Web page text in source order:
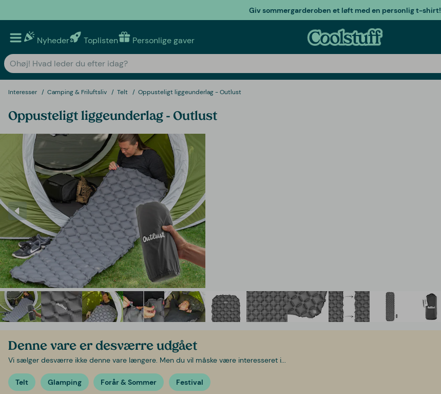
Giv sommergarderoben et løft med en personlig t-shirt!
Nyheder Toplisten Personlige gaver
Interesser Camping & Friluftsliv Telt Oppusteligt liggeunderlag - Outlust
Oppusteligt liggeunderlag - Outlust
Denne vare er desværre udgået
Vi sælger desværre ikke denne vare længere. Men du vil måske være interesseret i...
Telt Glamping Forår & Sommer Festival